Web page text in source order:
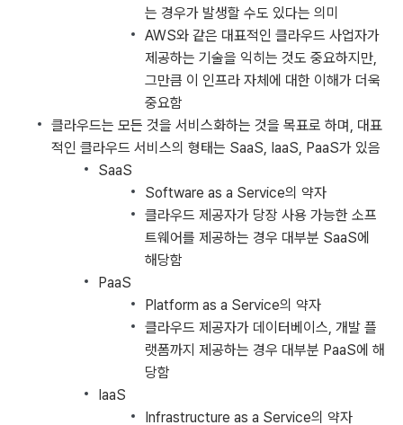
는 경우가 발생할 수도 있다는 의미
AWS와 같은 대표적인 클라우드 사업자가
제공하는 기술을 익히는 것도 중요하지만,
그만큼 이 인프라 자체에 대한 이해가 더욱
중요함
클라우드는 모든 것을 서비스화하는 것을 목표로 하며, 대표
적인 클라우드 서비스의 형태는 SaaS, IaaS, PaaS가 있음
SaaS
Software as a Service의 약자
클라우드 제공자가 당장 사용 가능한 소프
트웨어를 제공하는 경우 대부분 SaaS에
해당함
PaaS
Platform as a Service의 약자
클라우드 제공자가 데이터베이스, 개발 플
랫폼까지 제공하는 경우 대부분 PaaS에 해
당함
IaaS
Infrastructure as a Service의 약자